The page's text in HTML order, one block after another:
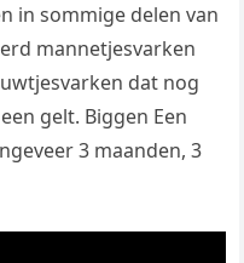
in sommige delen van
mannetjesvarken
dat nog
gelt. Biggen Een
3 maanden, 3